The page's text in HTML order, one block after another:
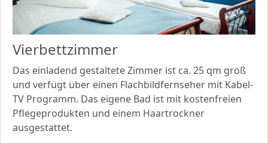
Vierbettzimmer
Das einladend gestaltete Zimmer ist ca. 25 qm groß
und verfügt über einen Flachbildfernseher mit Kabel-
TV Programm. Das eigene Bad ist mit kostenfreien
Pflegeprodukten und einem Haartrockner
ausgestattet.